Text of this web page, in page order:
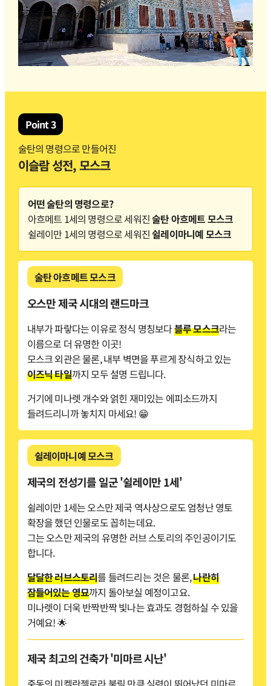
Point 3
술탄의 명령으로 만들어진
이슬람 성전, 모스크
어떤 술탄의 명령으로?
아흐메트 1세의 명령으로 세워진술탄 아흐메트 모스크
쉴레이만 1세의 명령으로 세워진쉴레이마니예 모스크
술탄 아흐메트 모스크
오스만 제국 시대의 랜드마크
내부가 파랗다는 이유로 정식 명칭보다블루 모스크라는
이름으로 더 유명한 이곳!
모스크 외관은 물론, 내부 벽면을 푸르게 장식하고 있는
이즈닉 타일까지 모두 설명 드립니다.
거기에 미나렛 개수와 얽힌 재미있는 에피소드까지
들려드리니까 놓치지 마세요! 😁
쉴레이마니예 모스크
제국의 전성기를 일군 '쉴레이만 1세'
쉴레이만 1세는 오스만 제국 역사상으로도 엄청난 영토
확장을 했던 인물로도 꼽히는데요.
그는 오스만 제국의 유명한 러브 스토리의 주인공이기도
합니다.
달달한 러브스토리를 들려드리는 것은 물론,나란히
잠들어있는 영묘까지 돌아보실 예정이고요.
미나렛이 더욱 반짝반짝 빛나는 효과도 경험하실 수 있을
거예요! 🌟
제국 최고의 건축가 '미마르 시난'